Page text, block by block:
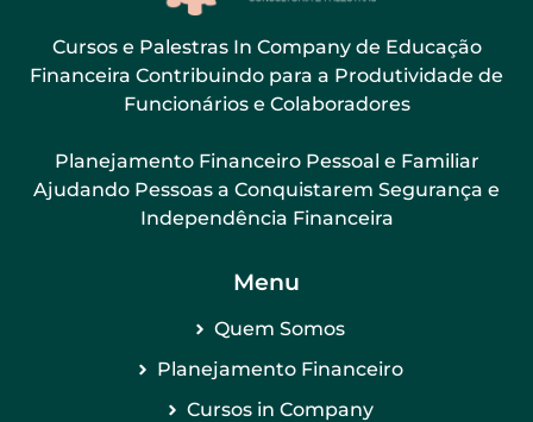
Cursos e Palestras In Company de Educação
Financeira Contribuindo para a Produtividade de
Funcionários e Colaboradores
Planejamento Financeiro Pessoal e Familiar
Ajudando Pessoas a Conquistarem Segurança e
Independência Financeira
Menu
Quem Somos
Planejamento Financeiro
Cursos in Company